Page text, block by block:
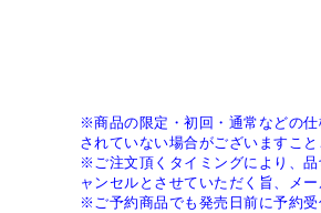
※商品の限定・初回・通常などの
されていない場合がございますこと
※ご注文頂くタイミングにより、
ャンセルとさせていただく旨、メ
※ご予約商品でも発売日前に予約受